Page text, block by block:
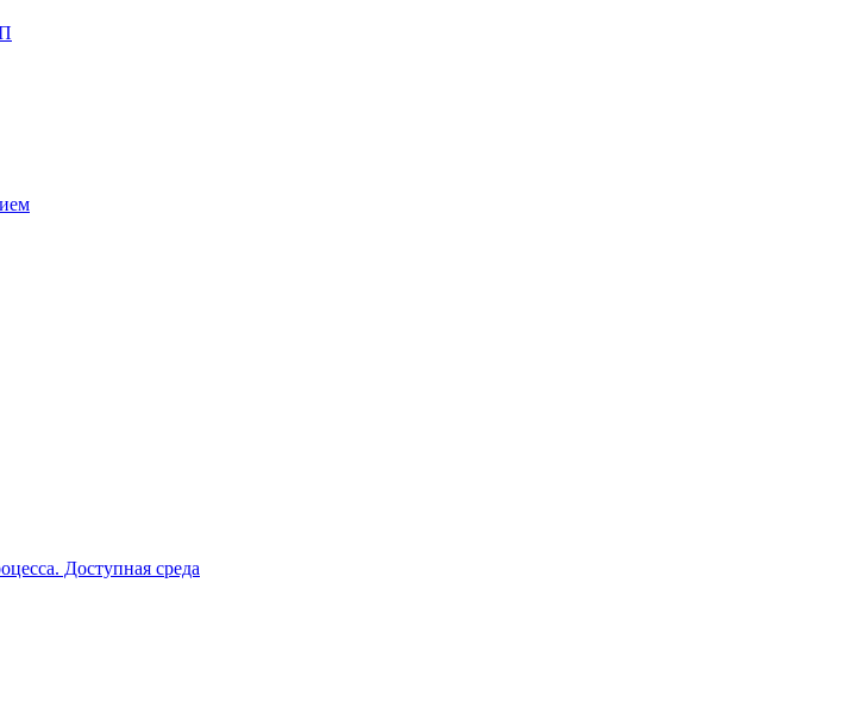
Доступная среда